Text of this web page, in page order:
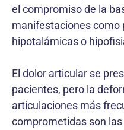
el compromiso de la
manifestaciones como
hipotalámicas o
El dolor articular se
pacientes, pero la
articulaciones más
comprometidas son